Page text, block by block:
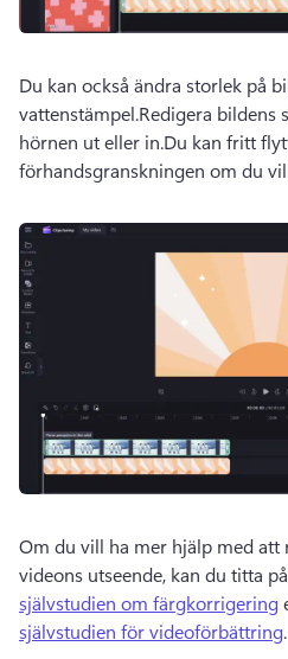
Du kan också ändra storlek på
vattenstämpel.Redigera bildens
hörnen ut eller in.Du kan fritt
förhandsgranskningen om du
Om du vill ha mer hjälp med att
videons utseende, kan du titta på
självstudien om färgkorrigering
självstudien för videoförbättring.